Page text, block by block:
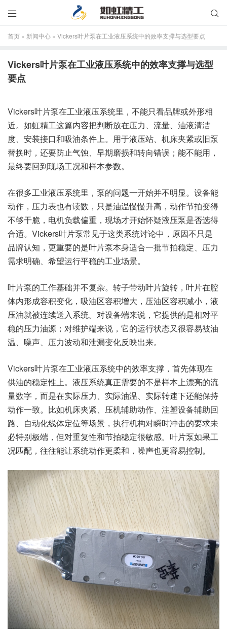


首页 » 新闻中心 » Vickers叶片泵在工业液压系统中的效率支撑与选型要点
Vickers叶片泵在工业液压系统中的效率支撑与选型
要点
Vickers叶片泵在工业液压系统里，不能只看品牌或外形相
近。如虹精工这篇内容把判断放在压力、流量、油液清洁
度、安装接口和吸油条件上。用于液压站、机床夹紧或旧泵
替换时，还要防止气蚀、早期磨损和转向错误；能不能用，
最终要回到现场工况和样本参数。
在很多工业液压系统里，泵的问题一开始并不明显。设备能
动作，压力表也有读数，只是油温慢慢升高，动作节拍变得
不够干脆，电机负载偏重，现场才开始怀疑液压泵是否选得
合适。Vickers叶片泵常见于这类系统讨论中，原因不只是
品牌认知，更重要的是叶片泵本身适合一批节拍稳定、压力
需求明确、希望运行平稳的工业场景。
叶片泵的工作基础并不复杂。转子带动叶片旋转，叶片在腔
体内形成容积变化，吸油区容积增大，压油区容积减小，液
压油就被连续送入系统。对设备端来说，它提供的是相对平
稳的压力油源；对维护端来说，它的运行状态又很容易被油
温、噪声、压力波动和泄漏变化反映出来。
Vickers叶片泵在工业液压系统中的效率支撑，首先体现在
供油的稳定性上。液压系统真正需要的不是样本上漂亮的流
量数字，而是在实际压力、实际油温、实际转速下还能保持
动作一致。比如机床夹紧、压机辅助动作、注塑设备辅助回
路、自动化线体定位等场景，执行机构对瞬时冲击的要求未
必特别极端，但对重复性和节拍稳定很敏感。叶片泵如果工
况匹配，往往能让系统动作更柔和，噪声也更容易控制。